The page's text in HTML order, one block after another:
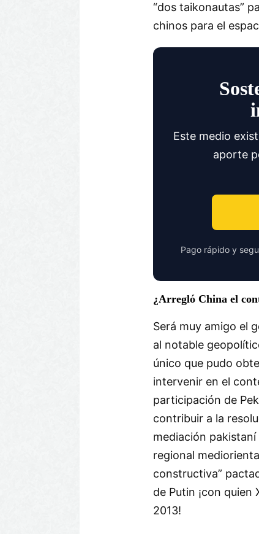
“dos taikonautas”
chinos para el
Este medio
aporte
Pago rápido y
¿Arregló China el
Será muy amigo el
al notable
único que pudo
intervenir en el
participación de
contribuir a la
mediación
regional
constructiva”
de Putin ¡con
2013!